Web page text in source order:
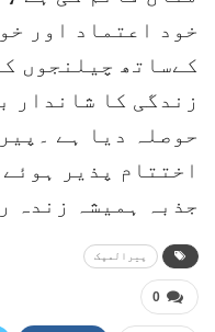
خود اعتماد اور
کےساتھ چیلنجوں
زندگی کا شاندار
اختتام پذیر
جذبہ ہمیشہ زندہ
پیرالمپک
0